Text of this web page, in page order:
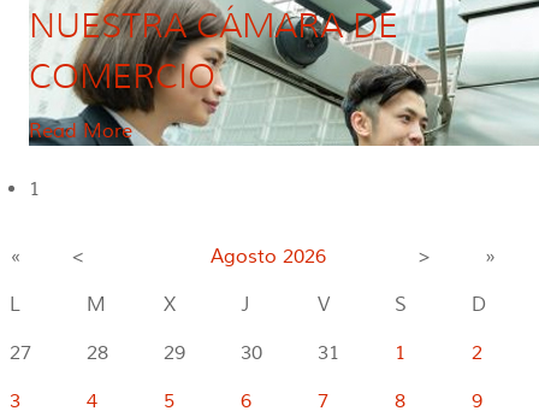
NUESTRA CÁMARA DE
COMERCIO
Read More
1
« < Agosto 2026 >
»
L
M X J V S
D
27
28 29 30 31 1
2
3
4 5 6 7 8
9